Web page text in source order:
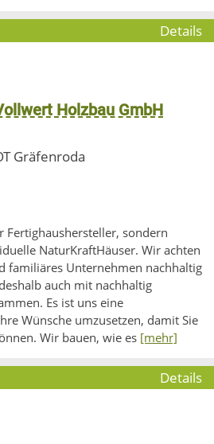
Details
Holzbau GmbH
Gräfenroda
Fertighaushersteller, sondern
NaturKraftHäuser. Wir achten
familiäres Unternehmen nachhaltig
auch mit nachhaltig
Es ist uns eine
Wünsche umzusetzen, damit Sie
Wir bauen, wie es [mehr]
Details